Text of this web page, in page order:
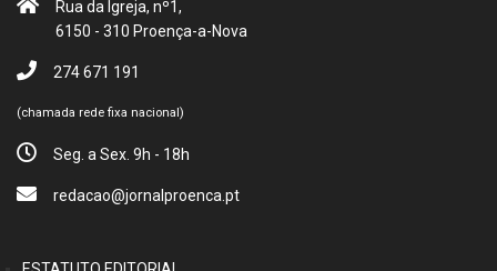
Rua da Igreja, nº1,
6150 - 310 Proença-a-Nova
274 671 191
(chamada rede fixa nacional)
Seg. a Sex. 9h - 18h
redacao@jornalproenca.pt